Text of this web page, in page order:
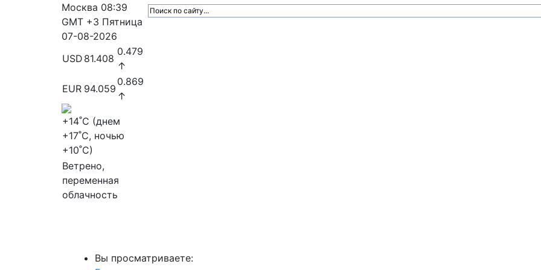
Москва 08:39
GMT +3 Пятница
07-08-2026
USD 81.408
0.479
↑
EUR 94.059
0.869
↑
+14˚C (днем
+17˚C, ночью
+10˚C)
Ветрено,
переменная
облачность
Вы просматриваете: